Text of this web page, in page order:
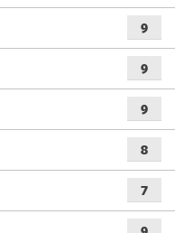
9
9
9
8
7